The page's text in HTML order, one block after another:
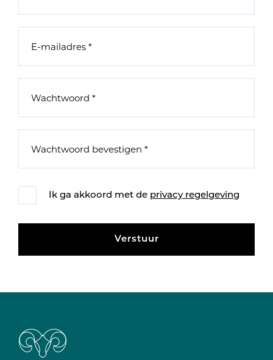
Ik ga akkoord met de privacy regelgeving
Verstuur